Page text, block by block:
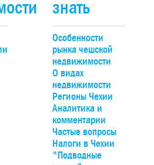
жалюзи, полы - мраморная плитка,
и встроенные шкафы.
в гараже и секция для хранения
рядом, и инфраструктура, и
тршида» и трамвайная
«Длоуга тршида»).
знать
Особенности
рынка чешской
недвижимости
О видах
недвижимости
Регионы Чехии
Аналитика и
комментарии
Частые вопросы
Налоги в Чехии
"Подводные